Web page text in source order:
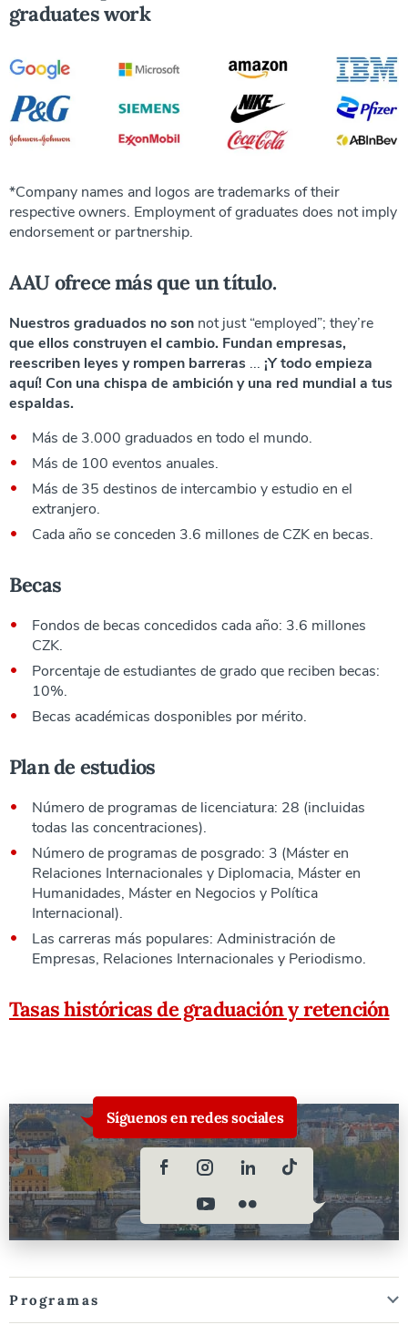
graduates work
*Company names and logos are trademarks of their
respective owners. Employment of graduates does not imply
endorsement or partnership.
AAU ofrece más que un título.
Nuestros graduados no son not just “employed”; they’re
que ellos construyen el cambio. Fundan empresas,
reescriben leyes y rompen barreras ... ¡Y todo empieza
aquí! Con una chispa de ambición y una red mundial a tus
espaldas.
Más de 3.000 graduados en todo el mundo.
Más de 100 eventos anuales.
Más de 35 destinos de intercambio y estudio en el
extranjero.
Cada año se conceden 3.6 millones de CZK en becas.
Becas
Fondos de becas concedidos cada año: 3.6 millones
CZK.
Porcentaje de estudiantes de grado que reciben becas:
10%.
Becas académicas dosponibles por mérito.
Plan de estudios
Número de programas de licenciatura: 28 (incluidas
todas las concentraciones).
Número de programas de posgrado: 3 (Máster en
Relaciones Internacionales y Diplomacia, Máster en
Humanidades, Máster en Negocios y Política
Internacional).
Las carreras más populares: Administración de
Empresas, Relaciones Internacionales y Periodismo.
Tasas históricas de graduación y retención
Síguenos en redes sociales
Programas